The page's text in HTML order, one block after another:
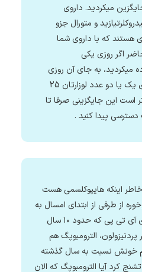
میکردید. داروی
و متورال جزو
هستند که با داروی شما
اگر روزی یکی
5/80 استفاده میکردید، به جای آن روزی
یکی آملودیپین 5 و روزی یک یا دو عدد لوزارتان 25
است این جایگزینی صرفا تا
پیدا کنید .
اینکه هایپوکلسمی هست
کربنات ۵۰۰ می‌خوره از طرفی از ابتدای امسال به
خاطر کمبود پلاکت و بیماری آی تی پی که حدود ۱۰ سال
الترومبوپگ هم
خونش نسبت به سال گذشته
کرد آیا الترومبوپگ که الان